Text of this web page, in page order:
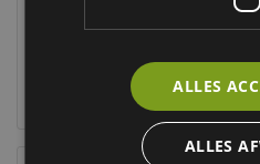
ALLES
ALLES